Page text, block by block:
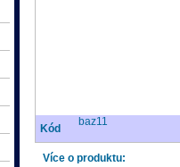
Kód
baz11
Více o produktu: